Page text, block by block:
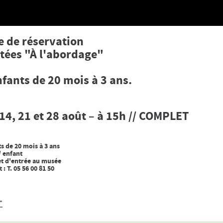
de réservation
"À l'abordage"
de 20 mois à 3 ans.
21 et 28 août – à 15h // COMPLET
de 20 mois à 3 ans
enfant
d'entrée au musée
T. 05 56 00 81 50